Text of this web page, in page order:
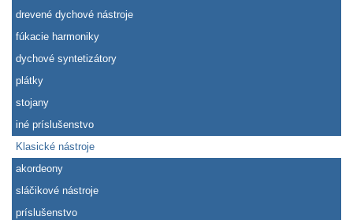
drevené dychové nástroje
fúkacie harmoniky
dychové syntetizátory
plátky
stojany
iné príslušenstvo
Klasické nástroje
akordeony
sláčikové nástroje
príslušenstvo